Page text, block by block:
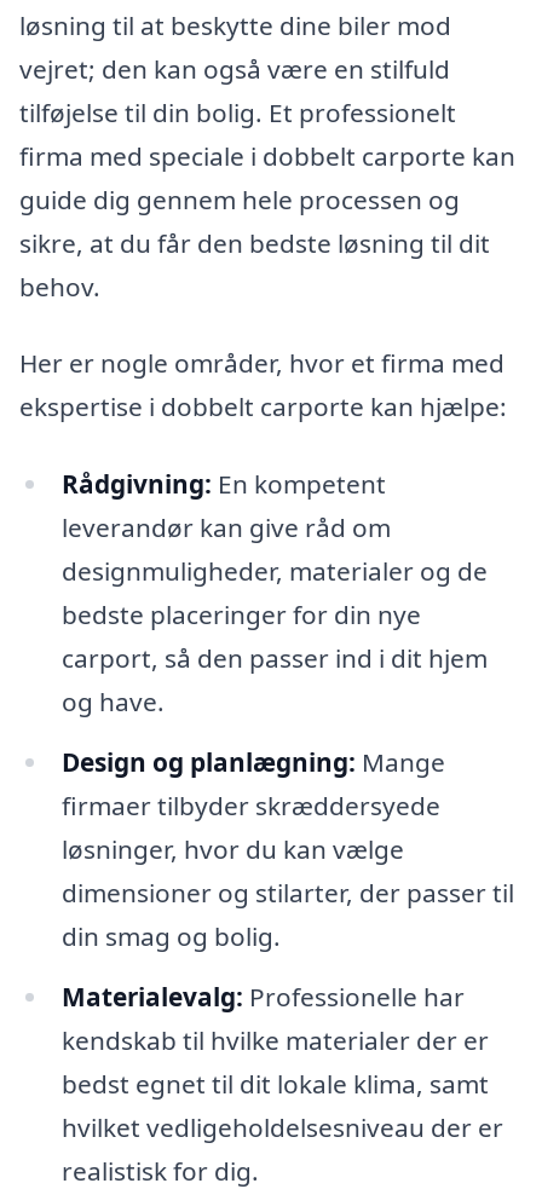
løsning til at beskytte dine biler mod
vejret; den kan også være en stilfuld
tilføjelse til din bolig. Et professionelt
firma med speciale i dobbelt carporte kan
guide dig gennem hele processen og
sikre, at du får den bedste løsning til dit
behov.
Her er nogle områder, hvor et firma med
ekspertise i dobbelt carporte kan hjælpe:
Rådgivning: En kompetent
leverandør kan give råd om
designmuligheder, materialer og de
bedste placeringer for din nye
carport, så den passer ind i dit hjem
og have.
Design og planlægning: Mange
firmaer tilbyder skræddersyede
løsninger, hvor du kan vælge
dimensioner og stilarter, der passer til
din smag og bolig.
Materialevalg: Professionelle har
kendskab til hvilke materialer der er
bedst egnet til dit lokale klima, samt
hvilket vedligeholdelsesniveau der er
realistisk for dig.